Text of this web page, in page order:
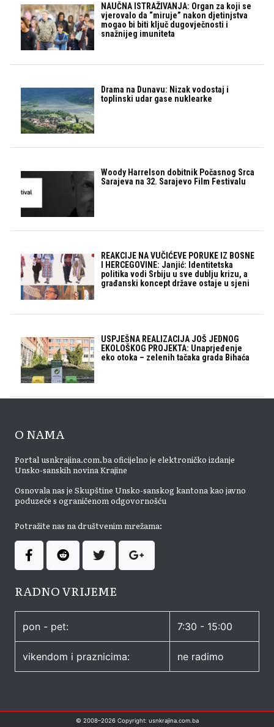
NAUČNA ISTRAŽIVANJA: Organ za koji se
vjerovalo da “miruje” nakon djetinjstva
mogao bi biti ključ dugovječnosti i
snažnijeg imuniteta
Drama na Dunavu: Nizak vodostaj i
toplinski udar gase nuklearke
Woody Harrelson dobitnik Počasnog Srca
Sarajeva na 32. Sarajevo Film Festivalu
REAKCIJE NA VUČIĆEVE PORUKE IZ BOSNE
I HERCEGOVINE: Janjić: Identitetska
politika vodi Srbiju u sve dublju krizu, a
građanski koncept države ostaje u sjeni
USPJEŠNA REALIZACIJA JOŠ JEDNOG
EKOLOŠKOG PROJEKTA: Unaprjeđenje
eko otoka – zelenih tačaka grada Bihaća
O NAMA
Portal usnkrajina.com.ba oficijelno je elektroničko izdanje
Unsko-sanskih novina Krajine
Osnovala nas je Skupštine Unsko-sanskog kantona kao javno
poduzeće s ograničenom odgovornošću
Potražite nas na društvenim mrežama:
RADNO VRIJEME
pon - pet: 7:30 - 15:00
vikendom i praznicima: ne radimo
© 2008–2026Copyright: usnkrajina.com.ba